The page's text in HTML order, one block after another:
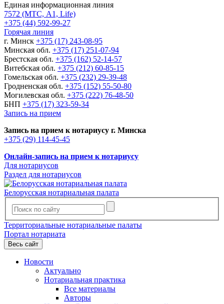
Единая информационная линия
7572 (МТС, A1, Life)
+375 (44) 592-99-27
Горячая линия
г. Минск +375 (17) 243-08-95
Минская обл. +375 (17) 251-07-94
Брестская обл. +375 (162) 52-14-57
Витебская обл. +375 (212) 60-85-15
Гомельская обл. +375 (232) 29-39-48
Гродненская обл. +375 (152) 55-50-80
Могилевская обл. +375 (222) 76-48-50
БНП +375 (17) 323-59-34
Запись на прием
Запись на прием к нотариусу г. Минска
+375 (29) 114-45-45
Онлайн-запись на прием к нотариусу
Для нотариусов
Раздел для нотариусов
Белорусская нотариальная палата
Территориальные нотариальные палаты
Портал нотариата
Весь сайт
Новости
Актуально
Нотариальная практика
Все материалы
Авторы